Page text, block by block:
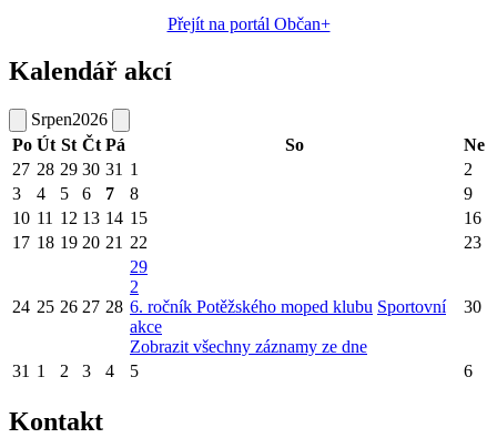
Přejít na portál Občan+
Kalendář akcí
Srpen2026
Po Út St Čt Pá So
Ne
27 28 29 30 31 1
2
3
4 5 6 7 8
9
10 11 12 13 14 15
16
17 18 19 20 21 22 23
24 25 26 27 28
29
2
6. ročník Potěžského moped klubu Sportovní
akce
Zobrazit všechny záznamy ze dne
30
31 1 2 3 4 5 6
Kontakt